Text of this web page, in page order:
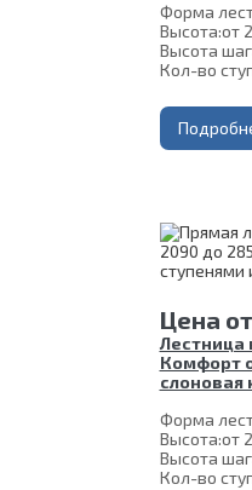
Форма
Высота:от
Высота
Кол-во
Ширина
Толщина
Угол
Материал
Срок
Цена от
Лестница
Комфорт
слоновая
Форма
Высота:от
Высота
Кол-во